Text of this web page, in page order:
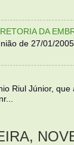
DA
de 27/01/
Riul Júnior,